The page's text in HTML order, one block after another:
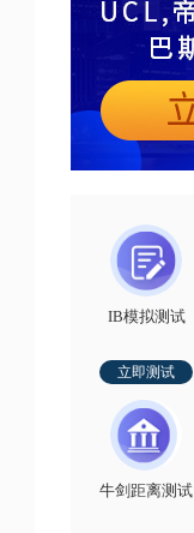
IB模拟测试
立即测试
牛剑距离测试